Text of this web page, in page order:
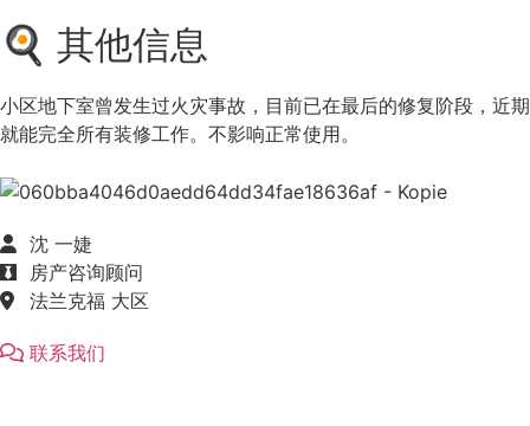
🍳 其他信息
小区地下室曾发生过火灾事故，目前已在最后的修复阶段，近期
就能完全所有装修工作。不影响正常使用。
沈 一婕
房产咨询顾问
法兰克福 大区
联系我们